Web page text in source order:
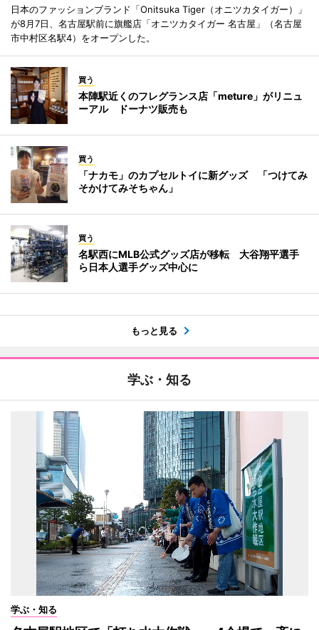
日本のファッションブランド「Onitsuka Tiger（オニツカタイガー）」
が8月7日、名古屋駅前に旗艦店「オニツカタイガー 名古屋」（名古屋
市中村区名駅4）をオープンした。
買う
本陣駅近くのフレグランス店「meture」がリニュ
ーアル ドーナツ販売も
買う
「ナカモ」のカプセルトイに新グッズ 「つけてみ
そかけてみそちゃん」
買う
名駅西にMLB公式グッズ店が移転 大谷翔平選手
ら日本人選手グッズ中心に
もっと見る
学ぶ・知る
学ぶ・知る